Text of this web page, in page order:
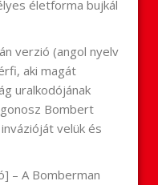
életforma bujkál
verzió (angol nyelv
aki magát
uralkodójának
Bombert
velük és
– A Bomberman